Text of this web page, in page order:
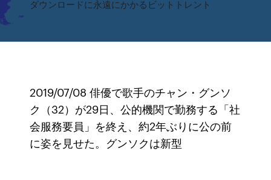
ダウンロードに永遠にかかるビットトレント
2019/07/08 俳優で歌手のチャン・グンソ
ク（32）が29日、公的機関で勤務する「社
会服務要員」を終え、約2年ぶりに公の前
に姿を見せた。グンソクは新型